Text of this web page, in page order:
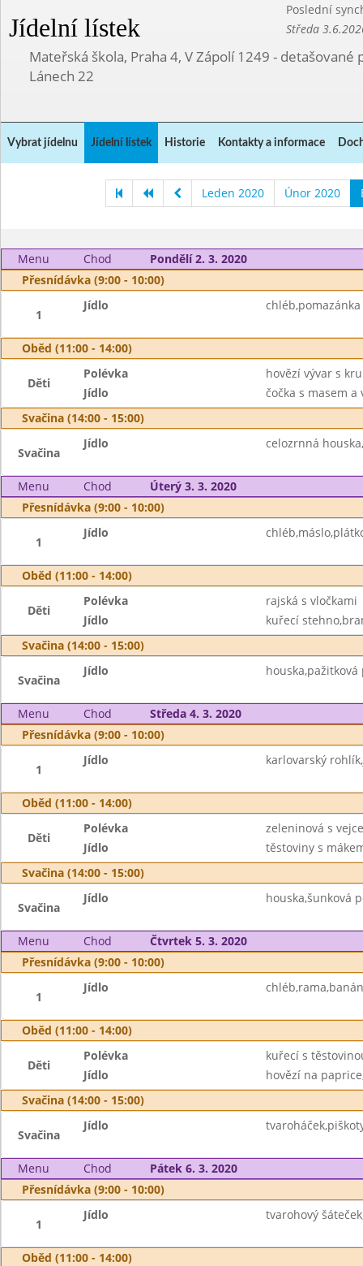
Jídelní lístek
Poslední
Středa
Mateřská škola, Praha 4, V Zápolí 1249 - detašované
Lánech 22
Vybrat jídelnu Jídelní lístek Historie Kontakty a informace
Leden 2020 Únor 2020
Menu Chod
Pondělí 2. 3. 2020
Přesnídávka (9:00 - 10:00)
1
Jídlo
Oběd (11:00 - 14:00)
Děti
Polévka
hovězí vývar s
Jídlo
čočka s masem a
Svačina (14:00 - 15:00)
Svačina
Jídlo celozrnná
Menu Chod
Úterý 3. 3. 2020
Přesnídávka (9:00 - 10:00)
1
Jídlo
Oběd (11:00 - 14:00)
Děti
Polévka
rajská s vločkami
Jídlo
kuřecí
Svačina (14:00 - 15:00)
Svačina
Jídlo
Menu Chod
Středa 4. 3. 2020
Přesnídávka (9:00 - 10:00)
1
Jídlo karlovarský
Oběd (11:00 - 14:00)
Děti
Polévka
zeleninová s
Jídlo
těstoviny s
Svačina (14:00 - 15:00)
Svačina
Jídlo houska,šunková
Menu Chod
Čtvrtek 5. 3. 2020
Přesnídávka (9:00 - 10:00)
1
Jídlo
Oběd (11:00 - 14:00)
Děti
Polévka
kuřecí s
Jídlo
hovězí na
Svačina (14:00 - 15:00)
Svačina
Jídlo
Menu Chod
Pátek 6. 3. 2020
Přesnídávka (9:00 - 10:00)
1
Jídlo tvarohový
Oběd (11:00 - 14:00)